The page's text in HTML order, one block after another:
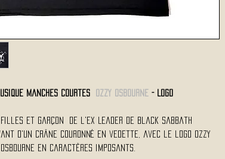
Manches Courtes OZZY OSBOURNE - Logo
Filles et Garçon de l'ex Leader de Black Sabbath
d'Un crâne couronné en vedette, avec le logo OZZY
OSBOURNE en caractères imposants.